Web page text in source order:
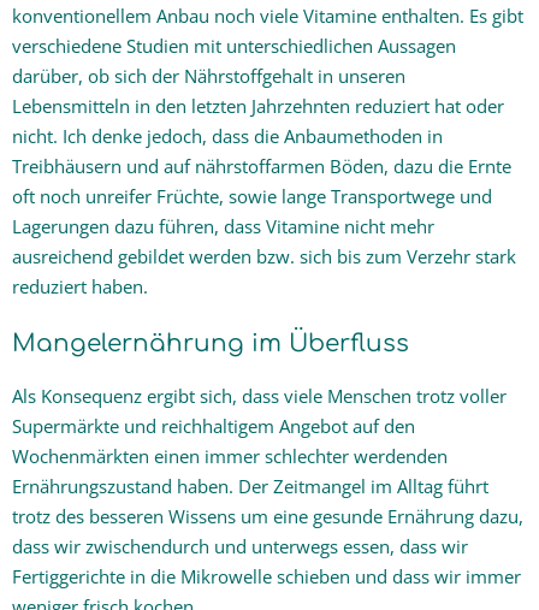
konventionellem Anbau noch viele Vitamine enthalten. Es gibt
verschiedene Studien mit unterschiedlichen Aussagen
darüber, ob sich der Nährstoffgehalt in unseren
Lebensmitteln in den letzten Jahrzehnten reduziert hat oder
nicht. Ich denke jedoch, dass die Anbaumethoden in
Treibhäusern und auf nährstoffarmen Böden, dazu die Ernte
oft noch unreifer Früchte, sowie lange Transportwege und
Lagerungen dazu führen, dass Vitamine nicht mehr
ausreichend gebildet werden bzw. sich bis zum Verzehr stark
reduziert haben.
Mangelernährung im Überfluss
Als Konsequenz ergibt sich, dass viele Menschen trotz voller
Supermärkte und reichhaltigem Angebot auf den
Wochenmärkten einen immer schlechter werdenden
Ernährungszustand haben. Der Zeitmangel im Alltag führt
trotz des besseren Wissens um eine gesunde Ernährung dazu,
dass wir zwischendurch und unterwegs essen, dass wir
Fertiggerichte in die Mikrowelle schieben und dass wir immer